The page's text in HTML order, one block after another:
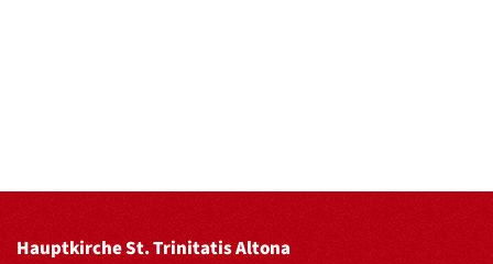
Hauptkirche St. Trinitatis Altona